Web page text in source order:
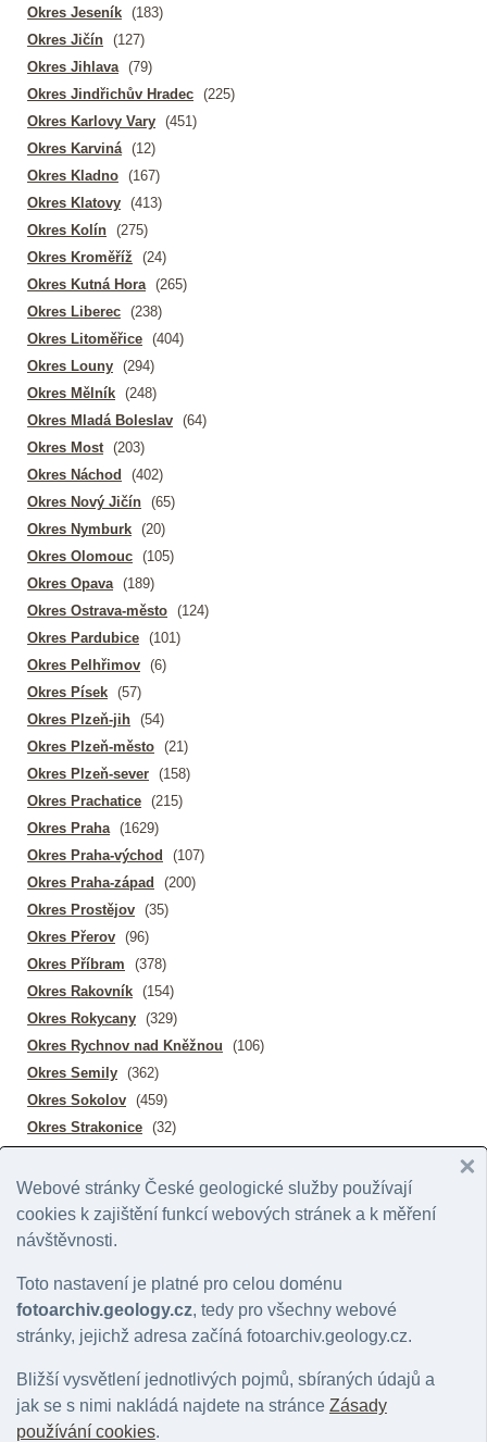
Okres Jeseník (183)
Okres Jičín (127)
Okres Jihlava (79)
Okres Jindřichův Hradec (225)
Okres Karlovy Vary (451)
Okres Karviná (12)
Okres Kladno (167)
Okres Klatovy (413)
Okres Kolín (275)
Okres Kroměříž
(24)
Okres Kutná Hora (265)
Okres Liberec (238)
Okres Litoměřice (404)
Okres Louny (294)
Okres Mělník (248)
Okres Mladá Boleslav (64)
Okres Most (203)
Okres Náchod
(402)
Okres Nový Jičín (65)
Okres Nymburk (20)
Okres Olomouc (105)
Okres Opava (189)
Okres Ostrava-město (124)
Okres Pardubice (101)
Okres Pelhřimov (6)
Okres Písek (57)
Okres Plzeň-jih (54)
Okres Plzeň-město (21)
Okres Plzeň-sever (158)
Okres Prachatice (215)
Okres Praha (1629)
Okres Praha-východ
(107)
Okres Praha-západ
(200)
Okres Prostějov (35)
Okres Přerov (96)
Okres Příbram
(378)
Okres Rakovník (154)
Okres Rokycany (329)
Okres Rychnov nad Kněžnou
(106)
Okres Semily (362)
Okres Sokolov (459)
Okres Strakonice (32)
Okres Šumperk
(96)
Okres Tábor
(40)
Okres Tachov
Okres Trutnov (478)
Okres Třebíč
(42)
Okres Uherské Hradiště (59)
Okres Ústí nad Labem
(145)
Okres Ústí nad Orlicí
(73)
Okres Vsetín
(146)
Webové stránky České geologické služby používají
cookies k zajištění funkcí webových stránek a k měření
návštěvnosti.
Toto nastavení je platné pro celou doménu
fotoarchiv.geology.cz, tedy pro všechny webové
stránky, jejichž adresa začíná fotoarchiv.geology.cz.
Bližší vysvětlení jednotlivých pojmů, sbíraných údajů a
jak se s nimi nakládá najdete na stránce Zásady
používání cookies.